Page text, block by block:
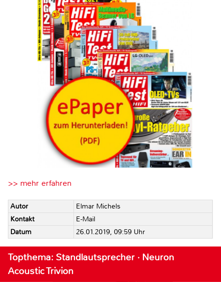
>> mehr erfahren
Autor
Elmar Michels
Kontakt
E-Mail
Datum
26.01.2019, 09:59 Uhr
Topthema: Standlautsprecher · Neuron
Acoustic Trivion